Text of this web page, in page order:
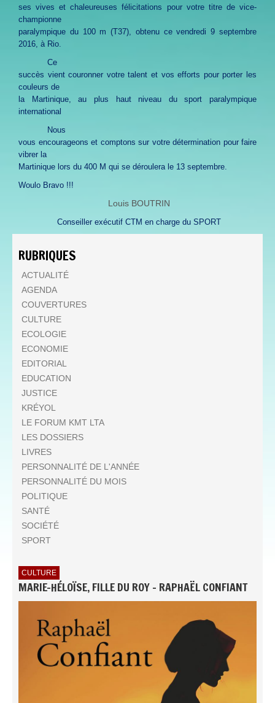
ses vives et chaleureuses félicitations pour votre titre de vice-
championne
paralympique du 100 m (T37), obtenu ce vendredi 9 septembre
2016, à Rio.
Ce
succès vient couronner votre talent et vos efforts pour porter les
couleurs de
la Martinique, au plus haut niveau du sport paralympique
international
Nous
vous encourageons et comptons sur votre détermination pour faire
vibrer la
Martinique lors du 400 M qui se déroulera le 13 septembre.
Woulo Bravo !!!
Louis BOUTRIN
Conseiller exécutif CTM en charge du SPORT
RUBRIQUES
ACTUALITÉ
AGENDA
COUVERTURES
CULTURE
ECOLOGIE
ECONOMIE
EDITORIAL
EDUCATION
JUSTICE
KRÉYOL
LE FORUM KMT LTA
LES DOSSIERS
LIVRES
PERSONNALITÉ DE L'ANNÉE
PERSONNALITÉ DU MOIS
POLITIQUE
SANTÉ
SOCIÉTÉ
SPORT
CULTURE
MARIE-HÉLOÏSE, FILLE DU ROY - RAPHAËL CONFIANT